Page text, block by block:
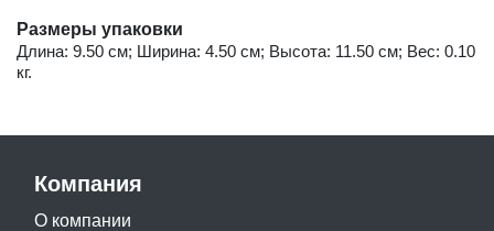
Размеры упаковки
Длина: 9.50 см; Ширина: 4.50 см; Высота: 11.50 см; Вес: 0.10
кг.
Компания
О компании